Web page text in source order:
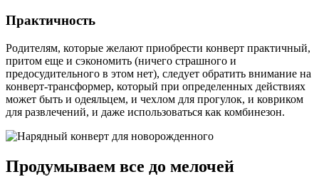
Практичность
Родителям, которые желают приобрести конверт практичный,
притом еще и сэкономить (ничего страшного и
предосудительного в этом нет), следует обратить внимание на
конверт-трансформер, который при определенных действиях
может быть и одеяльцем, и чехлом для прогулок, и ковриком
для развлечений, и даже использоваться как комбинезон.
Продумываем все до мелочей